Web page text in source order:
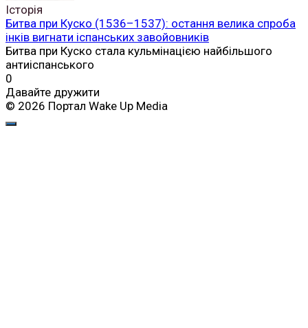
Історія
Битва при Куско (1536–1537): остання велика спроба
інків вигнати іспанських завойовників
Битва при Куско стала кульмінацією найбільшого
антиіспанського
0
Давайте дружити
© 2026 Портал Wake Up Media